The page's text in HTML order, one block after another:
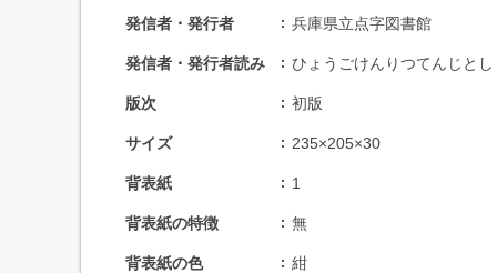
発信者・発行者 兵庫県立点字図書館
発信者・発行者読み ひょうごけんりつてんじと
版次 初版
サイズ 235×205×30
背表紙 1
背表紙の特徴 無
背表紙の色 紺